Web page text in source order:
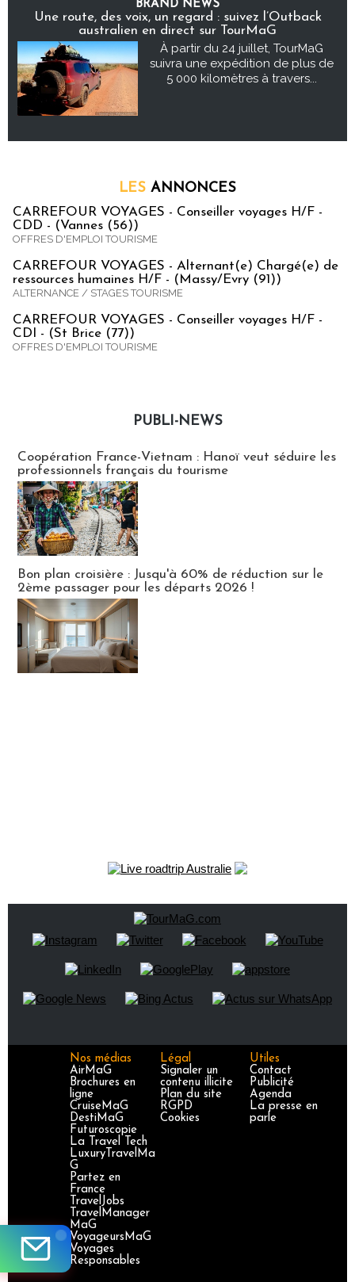
BRAND NEWS
Une route, des voix, un regard : suivez l’Outback
australien en direct sur TourMaG
À partir du 24 juillet, TourMaG
suivra une expédition de plus de
5 000 kilomètres à travers...
LES ANNONCES
CARREFOUR VOYAGES - Conseiller voyages H/F -
CDD - (Vannes (56))
OFFRES D'EMPLOI TOURISME
CARREFOUR VOYAGES - Alternant(e) Chargé(e) de
ressources humaines H/F - (Massy/Evry (91))
ALTERNANCE / STAGES TOURISME
CARREFOUR VOYAGES - Conseiller voyages H/F -
CDI - (St Brice (77))
OFFRES D'EMPLOI TOURISME
PUBLI-NEWS
Coopération France-Vietnam : Hanoï veut séduire les
professionnels français du tourisme
Bon plan croisière : Jusqu'à 60% de réduction sur le
2ème passager pour les départs 2026 !
Nos médias
AirMaG
Brochures en
ligne
CruiseMaG
DestiMaG
Futuroscopie
La Travel Tech
LuxuryTravelMa
G
Partez en
France
TravelJobs
TravelManager
MaG
VoyageursMaG
Voyages
Responsables
Légal
Signaler un
contenu illicite
Plan du site
RGPD
Cookies
Utiles
Contact
Publicité
Agenda
La presse en
parle